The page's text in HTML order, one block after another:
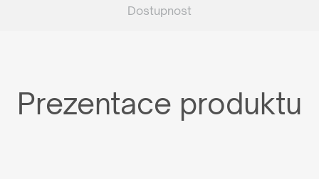
Dostupnost
Prezentace produktu